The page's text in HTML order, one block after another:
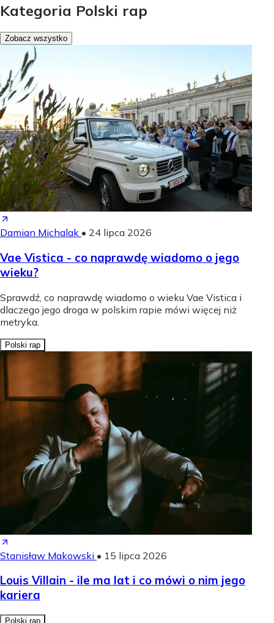
Kategoria Polski rap
Zobacz wszystko
Damian Michalak • 24 lipca 2026
Vae Vistica - co naprawdę wiadomo o jego
wieku?
Sprawdź, co naprawdę wiadomo o wieku Vae Vistica i
dlaczego jego droga w polskim rapie mówi więcej niż
metryka.
Polski rap
Stanisław Makowski • 15 lipca 2026
Louis Villain - ile ma lat i co mówi o nim jego
kariera
Polski rap